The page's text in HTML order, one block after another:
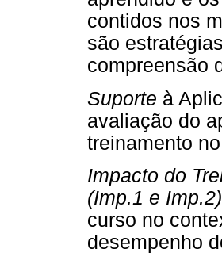
contidos nos
são
compreensão
Suporte à
avaliação do
treinamento
Impacto do
(Imp.1 e Imp.2)
curso no
desempenho